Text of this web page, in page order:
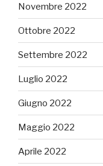
Novembre 2022
Ottobre 2022
Settembre 2022
Luglio 2022
Giugno 2022
Maggio 2022
Aprile 2022